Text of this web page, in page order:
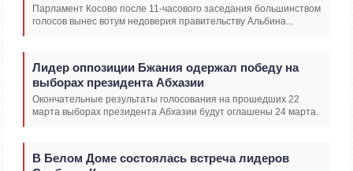
Парламент Косово после 11-часового заседания большинством
голосов вынес вотум недоверия правительству Альбина...
Лидер оппозиции Бжания одержал победу на
выборах президента Абхазии
Окончательные результаты голосования на прошедших 22
марта выборах президента Абхазии будут оглашены 24 марта.
В Белом Доме состоялась встреча лидеров